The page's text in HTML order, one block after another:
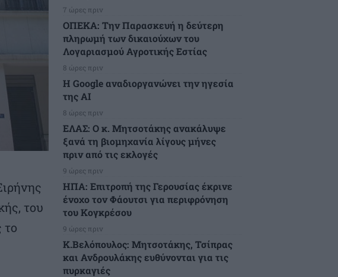
του
το
7 ώρες πριν
ΟΠΕΚΑ: Την Παρασκευή η δεύτερη
πληρωμή των δικαιούχων του
Λογαριασμού Αγροτικής Εστίας
8 ώρες πριν
H Google αναδιοργανώνει την ηγεσία
της AI
8 ώρες πριν
ΕΛΑΣ: Ο κ. Μητσοτάκης ανακάλυψε
ξανά τη βιομηχανία λίγους μήνες
πριν από τις εκλογές
9 ώρες πριν
ΗΠΑ: Επιτροπή της Γερουσίας έκρινε
ένοχο τον Φάουτσι για περιφρόνηση
του Κογκρέσου
9 ώρες πριν
K.Βελόπουλος: Μητσοτάκης, Τσίπρας
και Ανδρουλάκης ευθύνονται για τις
πυρκαγιές